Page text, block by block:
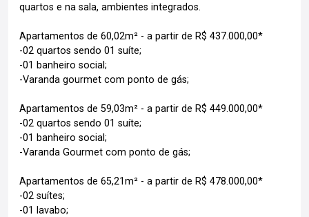
quartos e na sala, ambientes integrados.
Apartamentos de 60,02m² - a partir de R$ 437.000,00*
-02 quartos sendo 01 suíte;
-01 banheiro social;
-Varanda gourmet com ponto de gás;
Apartamentos de 59,03m² - a partir de R$ 449.000,00*
-02 quartos sendo 01 suíte;
-01 banheiro social;
-Varanda Gourmet com ponto de gás;
Apartamentos de 65,21m² - a partir de R$ 478.000,00*
-02 suítes;
-01 lavabo;